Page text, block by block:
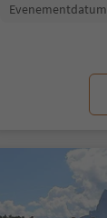
evenementdatum